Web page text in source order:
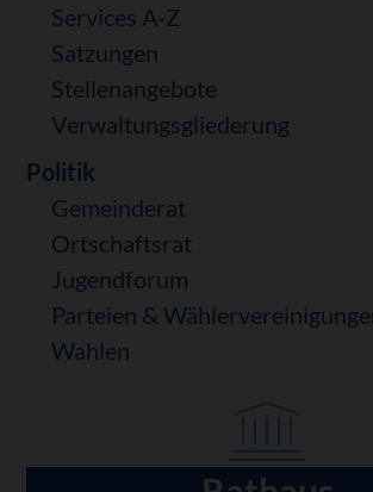
Services A-Z
Satzungen
Stellenangebote
Verwaltungsgliederung
Politik
Gemeinderat
Ortschaftsrat
Jugendforum
Parteien &
Wahlen